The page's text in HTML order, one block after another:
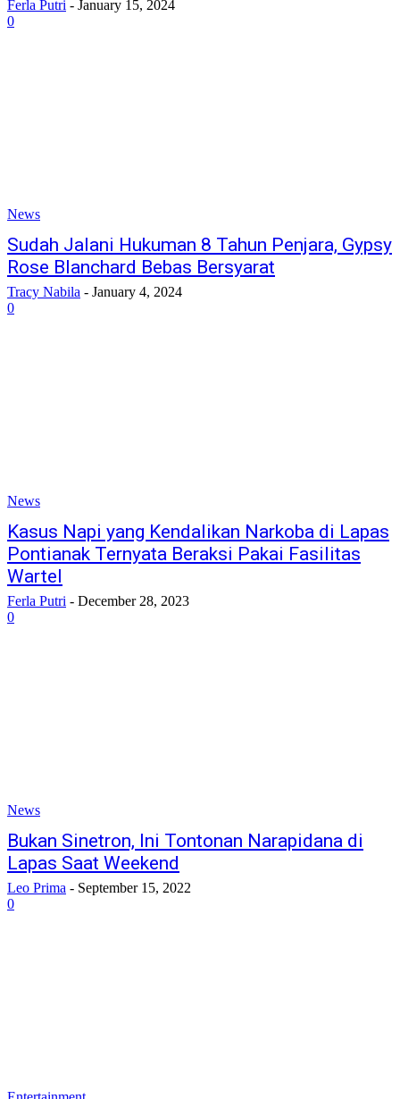
Ferla Putri - January 15, 2024
0
News
Sudah Jalani Hukuman 8 Tahun Penjara, Gypsy
Rose Blanchard Bebas Bersyarat
Tracy Nabila - January 4, 2024
0
News
Kasus Napi yang Kendalikan Narkoba di Lapas
Pontianak Ternyata Beraksi Pakai Fasilitas
Wartel
Ferla Putri - December 28, 2023
0
News
Bukan Sinetron, Ini Tontonan Narapidana di
Lapas Saat Weekend
Leo Prima - September 15, 2022
0